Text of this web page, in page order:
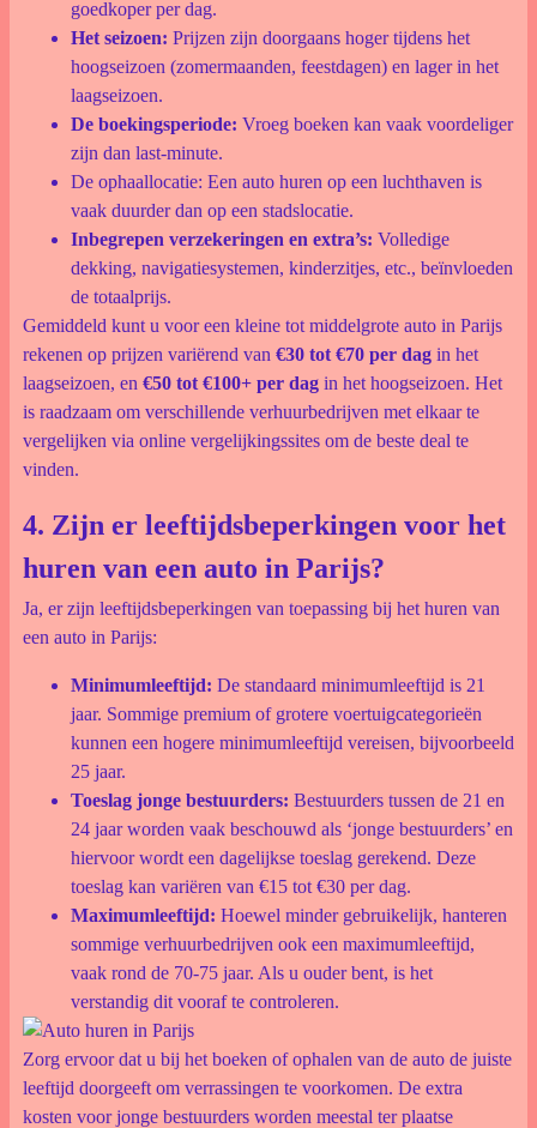
goedkoper per dag.
Het seizoen: Prijzen zijn doorgaans hoger tijdens het
hoogseizoen (zomermaanden, feestdagen) en lager in het
laagseizoen.
De boekingsperiode: Vroeg boeken kan vaak voordeliger
zijn dan last-minute.
De ophaallocatie: Een auto huren op een luchthaven is
vaak duurder dan op een stadslocatie.
Inbegrepen verzekeringen en extra’s: Volledige
dekking, navigatiesystemen, kinderzitjes, etc., beïnvloeden
de totaalprijs.
Gemiddeld kunt u voor een kleine tot middelgrote auto in Parijs
rekenen op prijzen variërend van €30 tot €70 per dagin het
laagseizoen, en €50 tot €100+ per dagin het hoogseizoen. Het
is raadzaam om verschillende verhuurbedrijven met elkaar te
vergelijken via online vergelijkingssites om de beste deal te
vinden.
4. Zijn er leeftijdsbeperkingen voor het
huren van een auto in Parijs?
Ja, er zijn leeftijdsbeperkingen van toepassing bij het huren van
een auto in Parijs:
Minimumleeftijd: De standaard minimumleeftijd is 21
jaar. Sommige premium of grotere voertuigcategorieën
kunnen een hogere minimumleeftijd vereisen, bijvoorbeeld
25 jaar.
Toeslag jonge bestuurders: Bestuurders tussen de 21 en
24 jaar worden vaak beschouwd als ‘jonge bestuurders’ en
hiervoor wordt een dagelijkse toeslag gerekend. Deze
toeslag kan variëren van €15 tot €30 per dag.
Maximumleeftijd: Hoewel minder gebruikelijk, hanteren
sommige verhuurbedrijven ook een maximumleeftijd,
vaak rond de 70-75 jaar. Als u ouder bent, is het
verstandig dit vooraf te controleren.
Zorg ervoor dat u bij het boeken of ophalen van de auto de juiste
leeftijd doorgeeft om verrassingen te voorkomen. De extra
kosten voor jonge bestuurders worden meestal ter plaatse